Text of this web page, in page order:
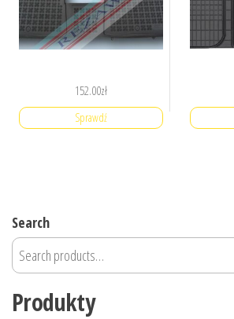
152.00zł
Sprawdź
Search
Produkty